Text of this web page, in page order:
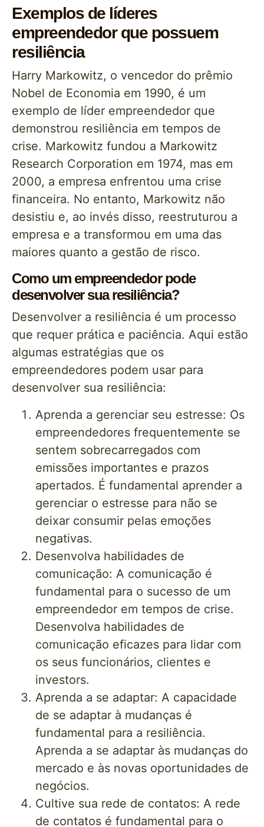
Exemplos de líderes
empreendedor que possuem
resiliência
Harry Markowitz, o vencedor do prêmio
Nobel de Economia em 1990, é um
exemplo de líder empreendedor que
demonstrou resiliência em tempos de
crise. Markowitz fundou a Markowitz
Research Corporation em 1974, mas em
2000, a empresa enfrentou uma crise
financeira. No entanto, Markowitz não
desistiu e, ao invés disso, reestruturou a
empresa e a transformou em uma das
maiores quanto a gestão de risco.
Como um empreendedor pode
desenvolver sua resiliência?
Desenvolver a resiliência é um processo
que requer prática e paciência. Aqui estão
algumas estratégias que os
empreendedores podem usar para
desenvolver sua resiliência:
Aprenda a gerenciar seu estresse: Os
empreendedores frequentemente se
sentem sobrecarregados com
emissões importantes e prazos
apertados. É fundamental aprender a
gerenciar o estresse para não se
deixar consumir pelas emoções
negativas.
Desenvolva habilidades de
comunicação: A comunicação é
fundamental para o sucesso de um
empreendedor em tempos de crise.
Desenvolva habilidades de
comunicação eficazes para lidar com
os seus funcionários, clientes e
investors.
Aprenda a se adaptar: A capacidade
de se adaptar à mudanças é
fundamental para a resiliência.
Aprenda a se adaptar às mudanças do
mercado e às novas oportunidades de
negócios.
Cultive sua rede de contatos: A rede
de contatos é fundamental para o